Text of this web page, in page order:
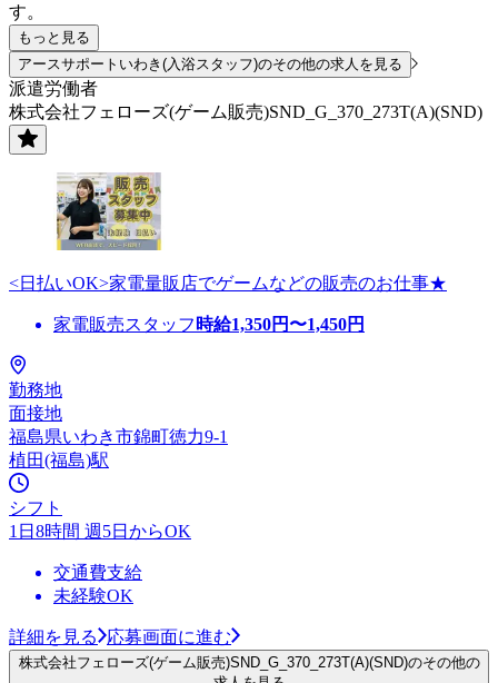
す。
もっと見る
アースサポートいわき(入浴スタッフ)のその他の求人を見る
派遣労働者
株式会社フェローズ(ゲーム販売)SND_G_370_273T(A)(SND)
<日払いOK>家電量販店でゲームなどの販売のお仕事★
家電販売スタッフ 時給1,350円〜1,450円
勤務地
面接地
福島県いわき市錦町徳力9-1
植田(福島)駅
シフト
1日8時間 週5日からOK
交通費支給
未経験OK
詳細を見る 応募画面に進む
株式会社フェローズ(ゲーム販売)SND_G_370_273T(A)(SND)のその他の